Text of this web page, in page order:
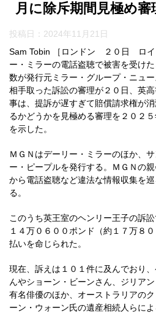
月に除斥期間見極め審
投稿日： 2024年11月21日
Sam Tobin ［ロンドン ２０日 ロイ
ー・ミラーの電話盗聴で被害を受け
数が発行元ミラー・グループ・ニュ
相手取った訴訟の審理が２０日、英
事は、提訴が遅すぎて賠償請求権が
るかどうかを見極める審理を２０２
を示した。
ＭＧＮはデーリー・ミラーのほか、
ー・ピープルを発行する。ＭＧＮの
から電話盗聴など違法な情報収集を
る。
このうち英王室のヘンリー王子の訴
１４万０６００ポンド（約１７万８
払いを命じられた。
現在、訴えは１０１件に及んでおり
んやショーン・ビーンさん、ジリア
有名俳優のほか、オーストラリアの
ーン・ウォーン氏の遺産相続人らによ